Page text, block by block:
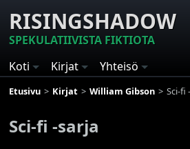
RISINGSHADOW
SPEKULATIIVISTA FIKTIOTA
Koti
Kirjat Yhteisö
Etusivu Kirjat William Gibson Sci-fi
Sci-fi -sarja